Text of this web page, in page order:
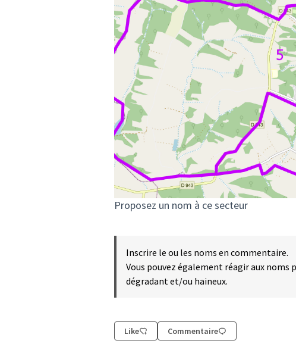
Proposez un nom à ce secteur
Inscrire le ou les noms en commentaire.
Vous pouvez également réagir aux noms
dégradant et/ou haineux.
Like Commentaire